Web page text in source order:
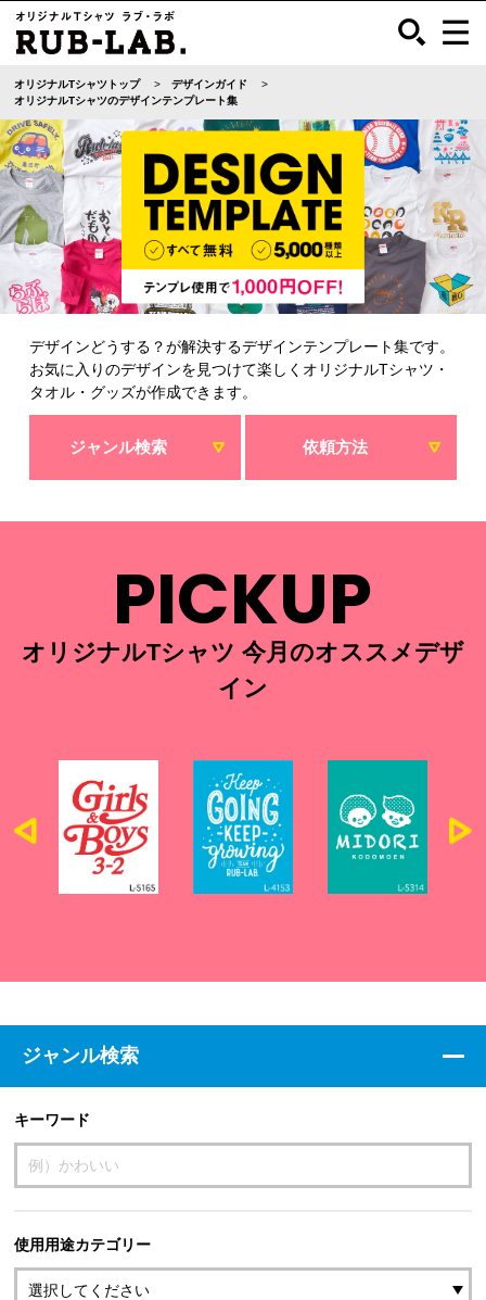
オリジナルTシャツトップ
デザインガイド
オリジナルTシャツのデザインテンプレート集
デザインどうする？が解決するデザインテンプレート集です。
お気に入りのデザインを見つけて楽しくオリジナルTシャツ・
タオル・グッズが作成できます。
ジャンル検索 依頼方法
PICKUP
オリジナルTシャツ 今月のオススメデザ
イン
ジャンル検索
キーワード
使用用途カテゴリー